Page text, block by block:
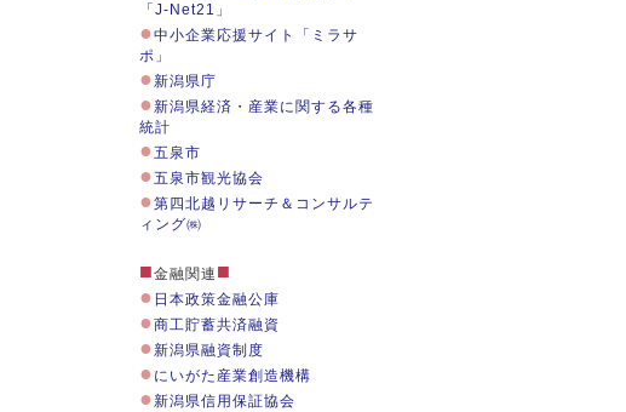
「J-Net21」
●中小企業応援サイト「ミラサ
ポ」
●新潟県庁
●新潟県経済・産業に関する各種
統計
●五泉市
●五泉市観光協会
●第四北越リサーチ＆コンサルテ
ィング㈱
■金融関連 ■
● 日本政策金融公庫
●商工貯蓄共済融資
●新潟県融資制度
● にいがた産業創造機構
●新潟県信用保証協会